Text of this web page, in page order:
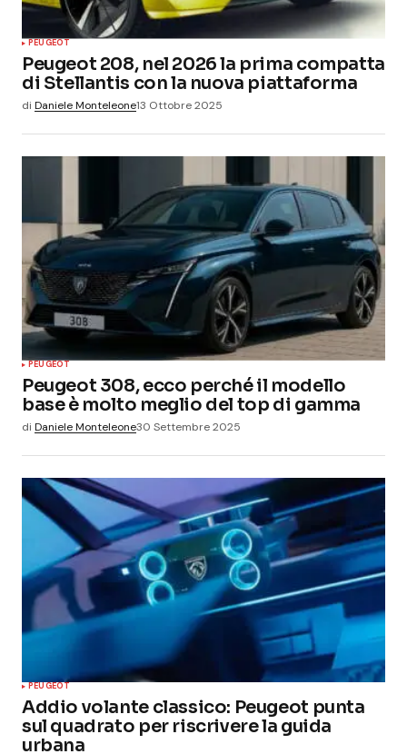
PEUGEOT
Peugeot 208, nel 2026 la prima compatta
di Stellantis con la nuova piattaforma
di Daniele Monteleone13 Ottobre 2025
PEUGEOT
Peugeot 308, ecco perché il modello
base è molto meglio del top di gamma
di Daniele Monteleone30 Settembre 2025
PEUGEOT
Addio volante classico: Peugeot punta
sul quadrato per riscrivere la guida
urbana